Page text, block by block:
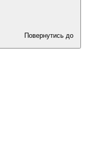
Повернутись до